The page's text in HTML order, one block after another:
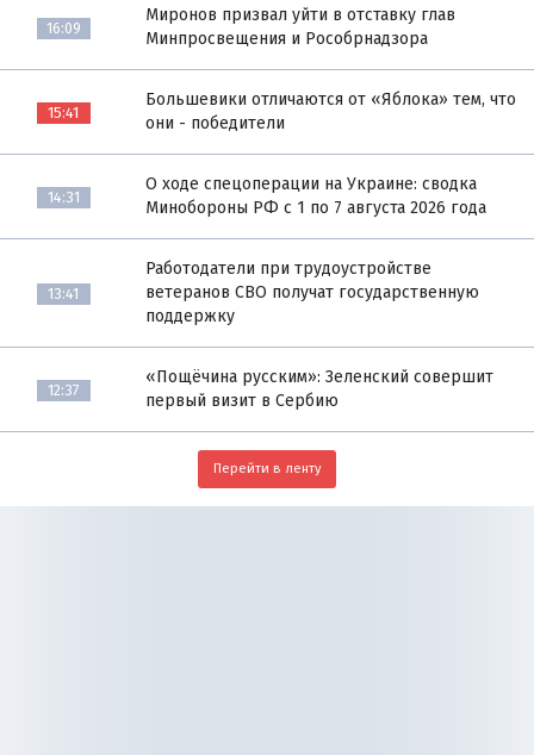
16:09
Миронов призвал уйти в отставку глав
Минпросвещения и Рособрнадзора
15:41
Большевики отличаются от «Яблока» тем, что
они - победители
14:31
О ходе спецоперации на Украине: сводка
Минобороны РФ с 1 по 7 августа 2026 года
13:41
Работодатели при трудоустройстве
ветеранов СВО получат государственную
поддержку
12:37
«Пощёчина русским»: Зеленский совершит
первый визит в Сербию
Перейти в ленту